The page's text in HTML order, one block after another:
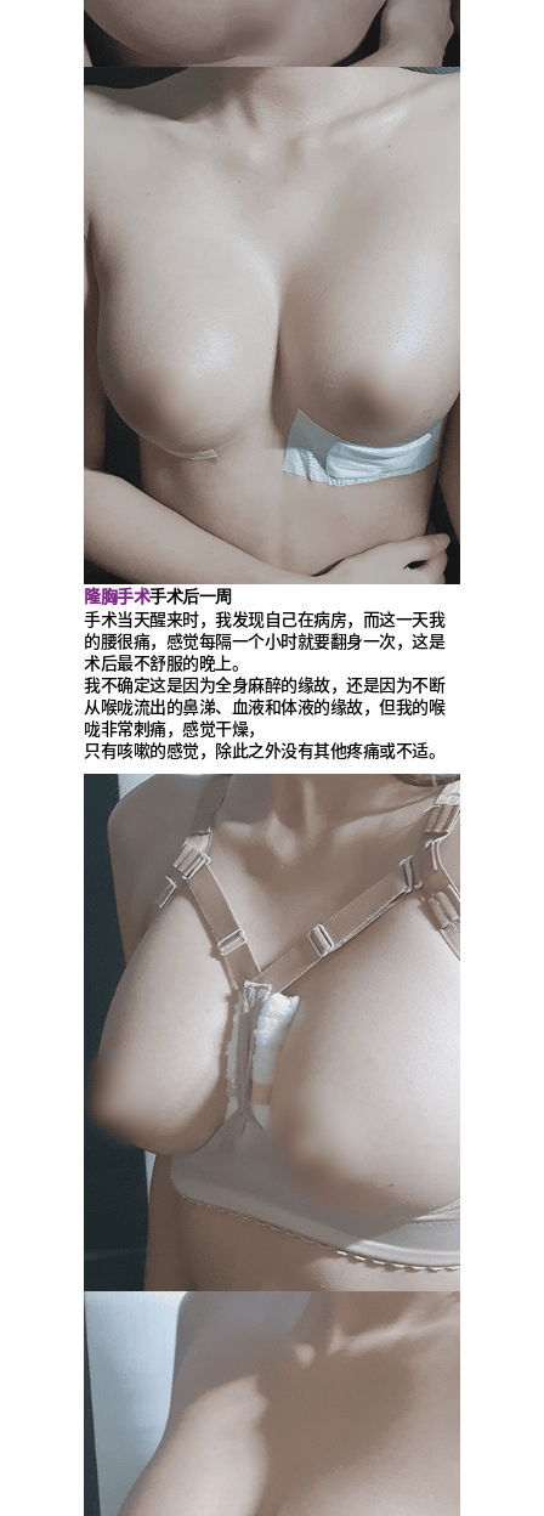
隆胸手术手术后一周
手术当天醒来时，我发现自己在病房，而这一天我
的腰很痛，感觉每隔一个小时就要翻身一次，这是
术后最不舒服的晚上。
我不确定这是因为全身麻醉的缘故，还是因为不断
从喉咙流出的鼻涕、血液和体液的缘故，但我的喉
咙非常刺痛，感觉干燥，
只有咳嗽的感觉，除此之外没有其他疼痛或不适。